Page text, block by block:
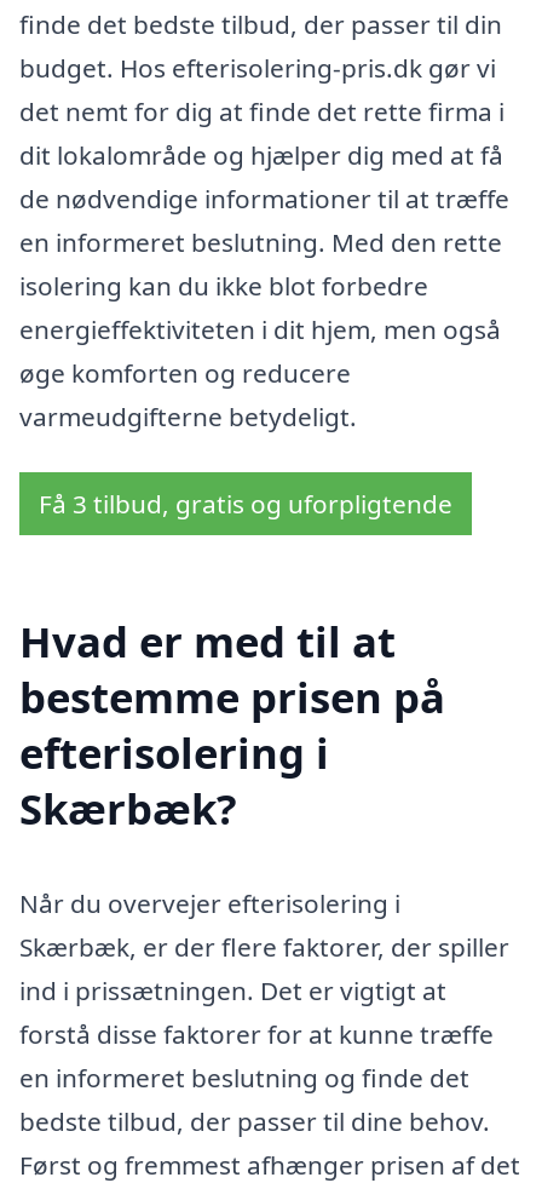
finde det bedste tilbud, der passer til din
budget. Hos efterisolering-pris.dk gør vi
det nemt for dig at finde det rette firma i
dit lokalområde og hjælper dig med at få
de nødvendige informationer til at træffe
en informeret beslutning. Med den rette
isolering kan du ikke blot forbedre
energieffektiviteten i dit hjem, men også
øge komforten og reducere
varmeudgifterne betydeligt.
Få 3 tilbud, gratis og uforpligtende
Hvad er med til at
bestemme prisen på
efterisolering i
Skærbæk?
Når du overvejer efterisolering i
Skærbæk, er der flere faktorer, der spiller
ind i prissætningen. Det er vigtigt at
forstå disse faktorer for at kunne træffe
en informeret beslutning og finde det
bedste tilbud, der passer til dine behov.
Først og fremmest afhænger prisen af det